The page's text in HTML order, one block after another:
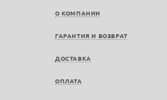
О КОМПАНИИ
ГАРАНТИЯ И ВОЗВРАТ
ДОСТАВКА
ОПЛАТА